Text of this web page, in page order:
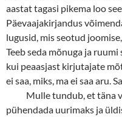
aastat tagasi pikema loo
Päevaajakirjandus
lugusid, mis seotud
Teeb seda mõnuga ja
kui peaasjast kirjutajate
ei saa, miks, ma ei saa aru.
Mulle tundub, et täna
pühendada uurimaks ja